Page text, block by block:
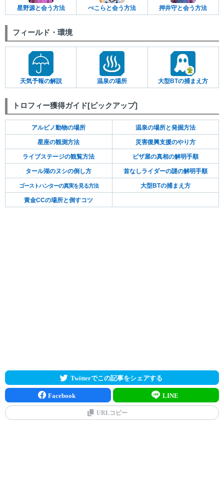
星野源と会う方法 ぺこらと会う方法 押井守と会う方法
フィールド・環境
天気予報の解説 温泉の場所 大型BTの捕まえ方
トロフィー獲得ガイド[ピックアップ]
アルビノ動物の場所 温泉の場所と発掘方法
星座の観測方法 災害復興支援のやり方
ライブステージの観覧方法 ピザ屋の真相の解明手順
タール湖のヌシの倒し方 首なしライダーの謎の解明手順
ゴーストハンターの真実を見る方法 大型BTの捕まえ方
黄金CCの場所と倒すコツ
Twitterでこの記事をシェアする
Facebook LINE
URLコピー